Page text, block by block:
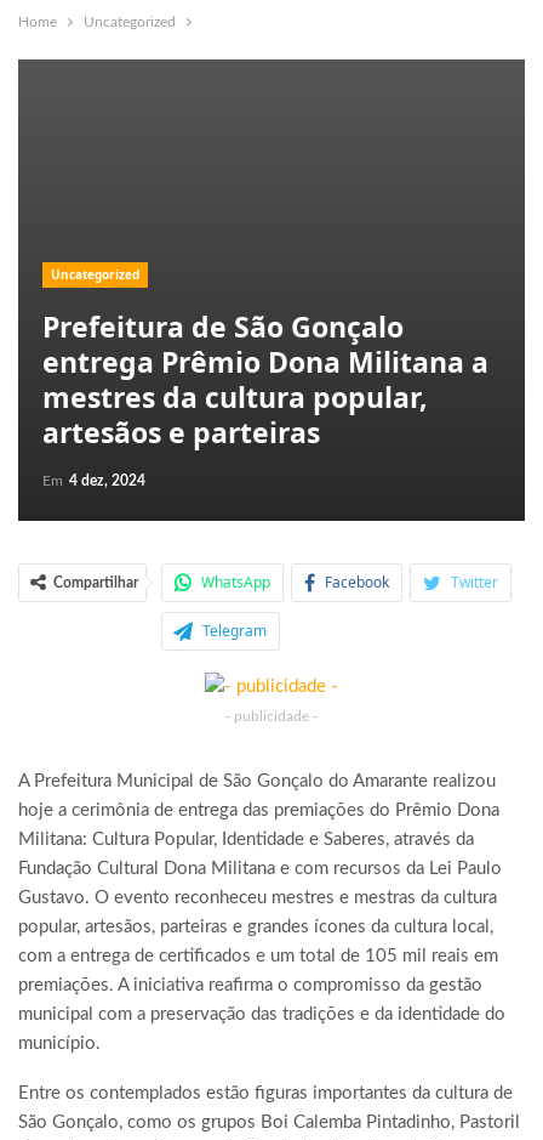
Home Uncategorized
Uncategorized
Prefeitura de São Gonçalo
entrega Prêmio Dona Militana a
mestres da cultura popular,
artesãos e parteiras
Em 4 dez, 2024
Compartilhar WhatsApp Facebook Twitter
Telegram
- publicidade -
A Prefeitura Municipal de São Gonçalo do Amarante realizou
hoje a cerimônia de entrega das premiações do Prêmio Dona
Militana: Cultura Popular, Identidade e Saberes, através da
Fundação Cultural Dona Militana e com recursos da Lei Paulo
Gustavo. O evento reconheceu mestres e mestras da cultura
popular, artesãos, parteiras e grandes ícones da cultura local,
com a entrega de certificados e um total de 105 mil reais em
premiações. A iniciativa reafirma o compromisso da gestão
municipal com a preservação das tradições e da identidade do
município.
Entre os contemplados estão figuras importantes da cultura de
São Gonçalo, como os grupos Boi Calemba Pintadinho, Pastoril